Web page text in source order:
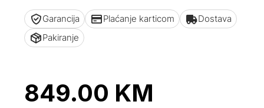
Garancija Plaćanje karticom
Dostava
Pakiranje
849.00 KM